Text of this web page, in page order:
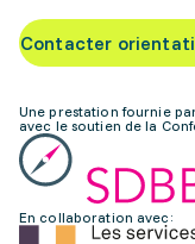
Contacter
Une prestation fournie
avec le soutien de la
En collaboration avec: